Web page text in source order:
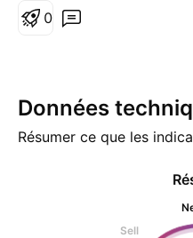
0
Données
Résumer ce que les
Sell